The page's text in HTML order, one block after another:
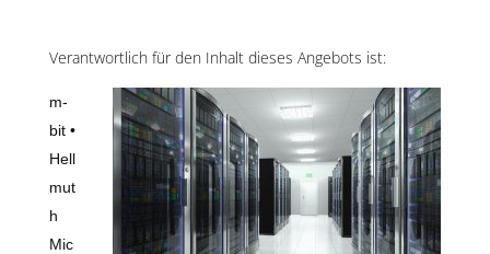
Verantwortlich für den Inhalt dieses Angebots ist:
m-
bit •
Hell
mut
h
Mic